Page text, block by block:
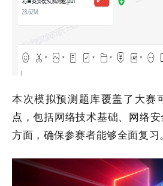
本次模拟预测题库覆盖了大赛
点，包括网络技术基础、网络
方面，确保参赛者能够全面复习